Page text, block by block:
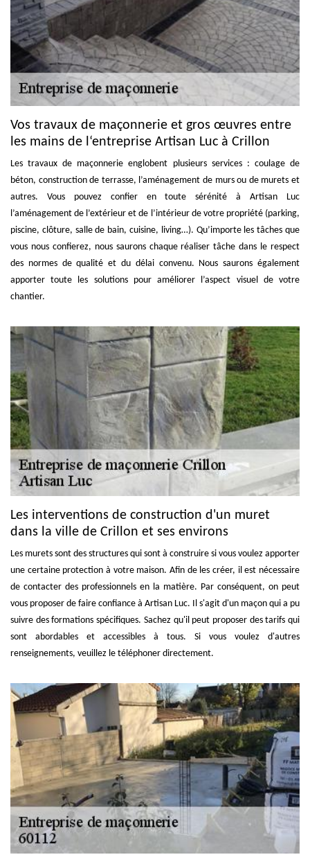
Vos travaux de maçonnerie et gros œuvres entre
les mains de l‘entreprise Artisan Luc à Crillon
Les travaux de maçonnerie englobent plusieurs services : coulage de
béton, construction de terrasse, l’aménagement de murs ou de murets et
autres. Vous pouvez confier en toute sérénité à Artisan Luc
l’aménagement de l’extérieur et de l’intérieur de votre propriété (parking,
piscine, clôture, salle de bain, cuisine, living…). Qu’importe les tâches que
vous nous confierez, nous saurons chaque réaliser tâche dans le respect
des normes de qualité et du délai convenu. Nous saurons également
apporter toute les solutions pour améliorer l’aspect visuel de votre
chantier.
Les interventions de construction d'un muret
dans la ville de Crillon et ses environs
Les murets sont des structures qui sont à construire si vous voulez apporter
une certaine protection à votre maison. Afin de les créer, il est nécessaire
de contacter des professionnels en la matière. Par conséquent, on peut
vous proposer de faire confiance à Artisan Luc. Il s'agit d'un maçon qui a pu
suivre des formations spécifiques. Sachez qu'il peut proposer des tarifs qui
sont abordables et accessibles à tous. Si vous voulez d'autres
renseignements, veuillez le téléphoner directement.